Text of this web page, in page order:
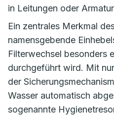
in Leitungen oder
Ein zentrales Merkmal
namensgebende
Filterwechsel besonders
durchgeführt wird. Mit
der
Wasser automatisch
sogenannte